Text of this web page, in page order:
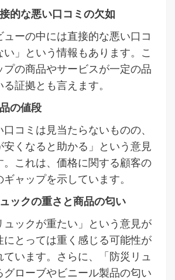
的な悪い口コミの欠如
ーの中には直接的な悪い口コ
い」という情報もあります。こ
プの商品やサービスが一定の品
証拠とも言えます。
の値段
コミは見当たらないものの、
安くなると助かる」という意見
。これは、価格に関する顧客の
ャップを示しています。
ックの重さと商品の匂い
ュックが重たい」という意見が
にとっては重く感じる可能性が
います。さらに、「防災リュ
グローブやビニール製品の匂い